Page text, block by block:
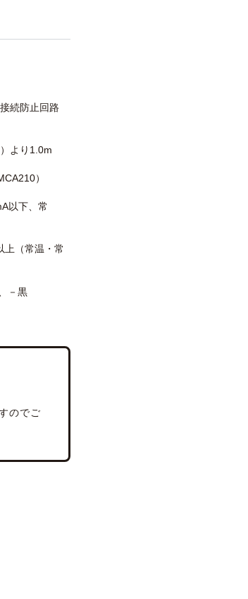
続防止回路
より1.0m
）
以下、常
上（常温・常
－黒
のでご